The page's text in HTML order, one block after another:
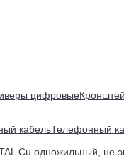
цифровые
кабельТелефонный
Cu одножильный, не